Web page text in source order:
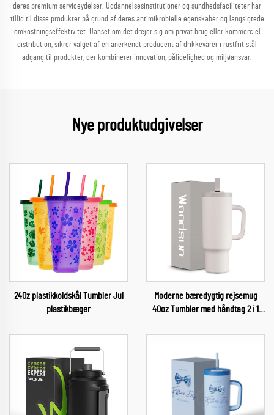
deres premium serviceydelser. Uddannelsesinstitutioner og sundhedsfaciliteter har
tillid til disse produkter på grund af deres antimikrobielle egenskaber og langsigtede
omkostningseffektivitet. Uanset om det drejer sig om privat brug eller kommerciel
distribution, sikrer valget af en anerkendt producent af drikkevarer i rustfrit stål
adgang til produkter, der kombinerer innovation, pålidelighed og miljøansvar.
Nye produktudgivelser
24Oz plastikkoldskål Tumbler Jul
plastikbæger
Moderne bæredygtig rejsemug
40oz Tumbler med håndtag 2 i 1
isolerede Tumbler